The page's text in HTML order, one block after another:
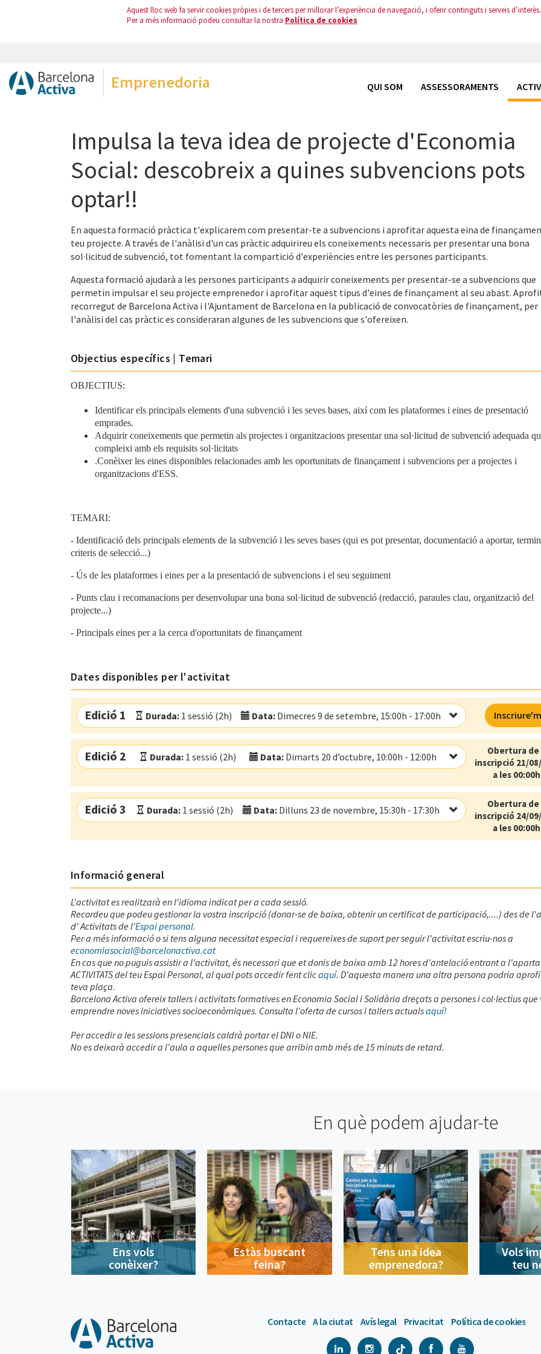
Aquest lloc web fa servir cookies pròpies i de tercers per millorar l’experiència de navegació, i oferir continguts i serveis d’interès.
Per a més informació podeu consultar la nostra Política de cookies
Emprenedoria QUI SOM ASSESSORAMENTS
Impulsa la teva idea de projecte d'Economia
Social: descobreix a quines subvencions pots
optar!!
En aquesta formació pràctica t'explicarem com presentar-te a subvencions i aprofitar aquesta eina de
teu projecte. A través de l'anàlisi d'un cas pràctic adquirireu els coneixements necessaris per presentar una bona
sol·licitud de subvenció, tot fomentant la compartició d'experiències entre les persones participants.
Aquesta formació ajudarà a les persones participants a adquirir coneixements per presentar-se a subvencions que
permetin impulsar el seu projecte emprenedor i aprofitar aquest tipus d'eines de finançament al seu abast.
recorregut de Barcelona Activa i l'Ajuntament de Barcelona en la publicació de convocatòries de finançament, per
l'anàlisi del cas pràctic es consideraran algunes de les subvencions que s'ofereixen.
Objectius específics | Temari
OBJECTIUS:
Identificar els principals elements d'una subvenció i les seves bases, així com les plataformes i eines de presentació
emprades.
Adquirir coneixements que permetin als projectes i organitzacions presentar una sol·licitud de subvenció adequada
compleixi amb els requisits sol·licitats
.Conèixer les eines disponibles relacionades amb les oportunitats de finançament i subvencions per a projectes i
organitzacions d'ESS.
TEMARI:
- Identificació dels principals elements de la subvenció i les seves bases (qui es pot presentar, documentació a aportar,
criteris de selecció...)
- Ús de les plataformes i eines per a la presentació de subvencions i el seu seguiment
- Punts clau i recomanacions per desenvolupar una bona sol·licitud de subvenció (redacció, paraules clau, organització del
projecte...)
- Principals eines per a la cerca d'oportunitats de finançament
Dates disponibles per l'activitat
Edició 1 Durada: 1 sessió (2h) Data:Dimecres 9 de setembre, 15:00h - 17:00h
Modalitat:Aula virtual
Idioma:
Català
Inscriure'm
Edició 2 Durada: 1 sessió (2h) Data:Dimarts 20 d’octubre, 10:00h - 12:00h
Idioma:Català
Obertura de
inscripció 21/
a les
Edició 3 Durada: 1 sessió (2h) Data: Dilluns 23 de novembre, 15:30h - 17:30h
Obertura de
inscripció 24/
a les
Informació general
L'activitat es realitzarà en l'idioma indicat per a cada sessió.
Recordeu que podeu gestionar la vostra inscripció (donar-se de baixa, obtenir un certificat de participació,....) des de
d' Activitats de l'Espai personal.
Per a més informació o si tens alguna necessitat especial i requereixes de suport per seguir l'activitat escriu-nos a
economiasocial@barcelonactiva.cat
En cas que no puguis assistir a l'activitat, és necessari que et donis de baixa amb 12 hores d'antelació entrant a
ACTIVITATS del teu Espai Personal, al qual pots accedir fent clicaquí. D'aquesta manera una altra persona podria
teva plaça.
Barcelona Activa ofereix tallers i activitats formatives en Economia Social i Solidària dreçats a persones i col·lectius que
emprendre noves iniciatives socioeconòmiques. Consulta l'oferta de cursos i tallers actualsaquí!
Per accedir a les sessions presencials caldrà portar el DNI o NIE.
No es deixarà accedir a l'aula a aquelles persones que arribin amb més de 15 minuts de retard.
En què podem ajudar-te
Ens vols
conèixer?
Estàs buscant
feina?
Tens una idea
emprenedora?
Vols
teu
Contacte A la ciutat Avís legal Privacitat Política de cookies